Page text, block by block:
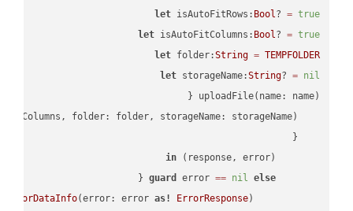
let isAutoFitRows: Bool? = true
let isAutoFitColumns: Bool? = true
let folder:String = TEMPFOLDER
let storageName:String? = nil
        (response, error)
in
guard
error == nil else
(error: error as!
ErrorResponse